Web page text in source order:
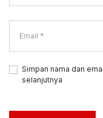
Simpan nama dan
selanjutnya